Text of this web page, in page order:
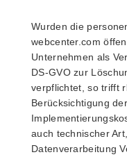
Wurden die
webcenter.com
Unternehmen als
DS-GVO zur
verpflichtet, so trifft
Berücksichtigung
auch technischer
Datenverarbeitung